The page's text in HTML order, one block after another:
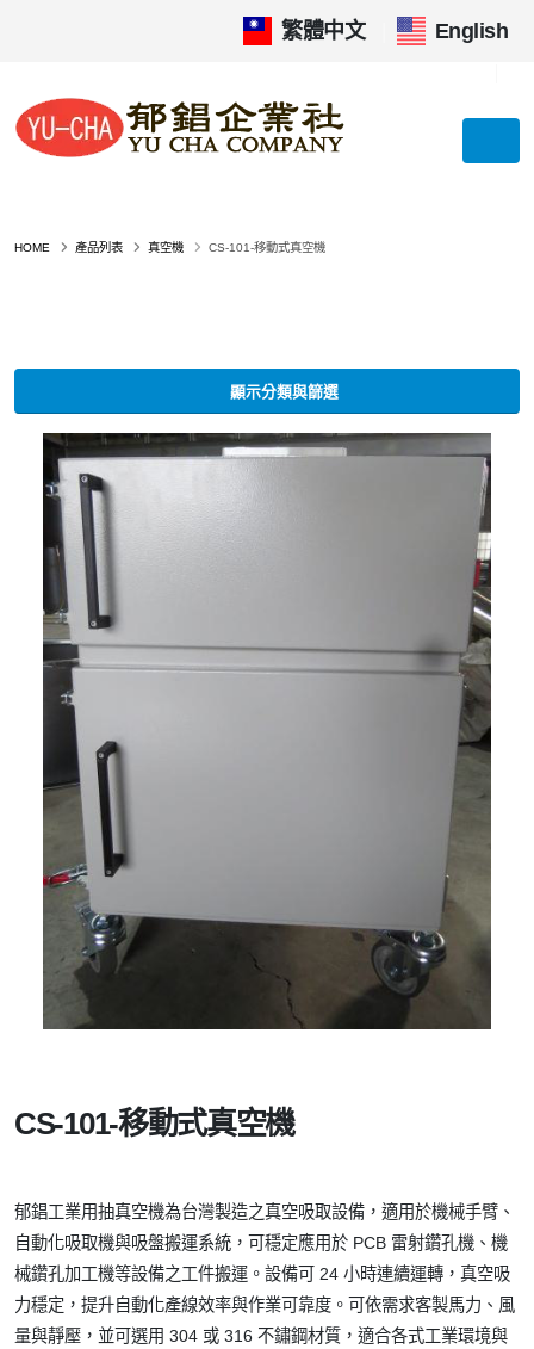
繁體中文 English
HOME 產品列表 真空機 CS-101-移動式真空機
顯示分類與篩選
CS-101-移動式真空機
郁錩工業用抽真空機為台灣製造之真空吸取設備，適用於機械手臂、
自動化吸取機與吸盤搬運系統，可穩定應用於 PCB 雷射鑽孔機、機
械鑽孔加工機等設備之工件搬運。設備可 24 小時連續運轉，真空吸
力穩定，提升自動化產線效率與作業可靠度。可依需求客製馬力、風
量與靜壓，並可選用 304 或 316 不鏽鋼材質，適合各式工業環境與